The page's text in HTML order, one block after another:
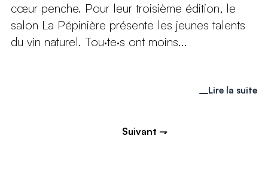
cœur penche. Pour leur troisième édition, le
salon La Pépinière présente les jeunes talents
du vin naturel. Tou·te·s ont moins...
Lire la suite
Suivant ⇁